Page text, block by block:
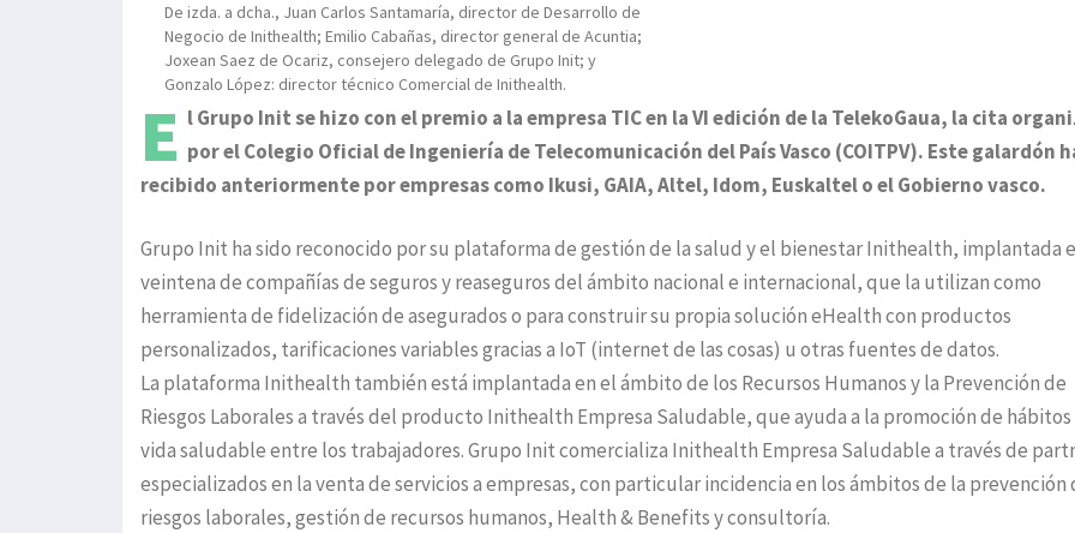
De izda. a dcha., Juan Carlos Santamaría, director de Desarrollo de
Negocio de Inithealth; Emilio Cabañas, director general de Acuntia;
Joxean Saez de Ocariz, consejero delegado de Grupo Init; y
Gonzalo López: director técnico Comercial de Inithealth.
E l Grupo Init se hizo con el premio a la empresa TIC en la VI edición de la TelekoGaua, la cita
por el Colegio Oficial de Ingeniería de Telecomunicación del País Vasco (COITPV). Este galardón
recibido anteriormente por empresas como Ikusi, GAIA, Altel, Idom, Euskaltel o el Gobierno vasco.
Grupo Init ha sido reconocido por su plataforma de gestión de la salud y el bienestar Inithealth, implantada
veintena de compañías de seguros y reaseguros del ámbito nacional e internacional, que la utilizan como
herramienta de fidelización de asegurados o para construir su propia solución eHealth con productos
personalizados, tarificaciones variables gracias a IoT (internet de las cosas) u otras fuentes de datos.
La plataforma Inithealth también está implantada en el ámbito de los Recursos Humanos y la Prevención de
Riesgos Laborales a través del producto Inithealth Empresa Saludable, que ayuda a la promoción de hábitos
vida saludable entre los trabajadores. Grupo Init comercializa Inithealth Empresa Saludable a través de
especializados en la venta de servicios a empresas, con particular incidencia en los ámbitos de la prevención
riesgos laborales, gestión de recursos humanos, Health & Benefits y consultoría.